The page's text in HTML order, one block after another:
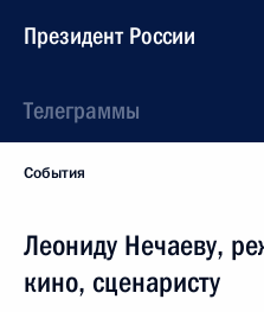
Президент России
Телеграммы
События
Леониду Нечаеву,
кино, сценаристу